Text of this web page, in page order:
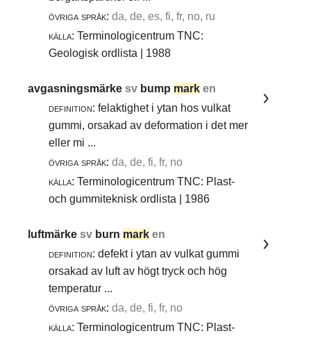
övriga språk: da, de, es, fi, fr, no, ru
källa: Terminologicentrum TNC:
Geologisk ordlista | 1988
avgasningsmärkesv bump mark en
definition: felaktighet i ytan hos vulkat
gummi, orsakad av deformation i det mer
eller mi ...
övriga språk: da, de, fi, fr, no
källa: Terminologicentrum TNC: Plast-
och gummiteknisk ordlista | 1986
luftmärkesv burn mark en
definition: defekt i ytan av vulkat gummi
orsakad av luft av högt tryck och hög
temperatur ...
övriga språk: da, de, fi, fr, no
källa: Terminologicentrum TNC: Plast-